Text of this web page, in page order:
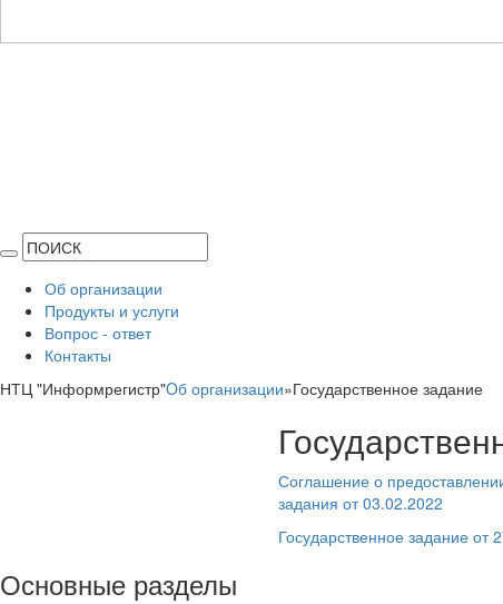
Об организации
Продукты и услуги
Вопрос - ответ
Контакты
НТЦ "Информрегистр"Oб организации»Государственное задание
Соглашение о
задания от 03.02.2022
Государственное задание от
Основные разделы